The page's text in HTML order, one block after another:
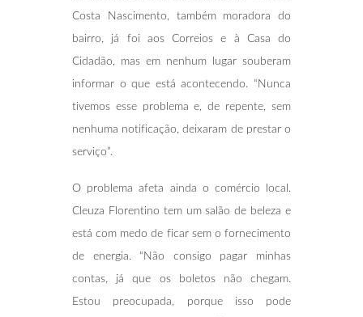
Costa Nascimento, também moradora do
bairro, já foi aos Correios e à Casa do
Cidadão, mas em nenhum lugar souberam
informar o que está acontecendo. “Nunca
tivemos esse problema e, de repente, sem
nenhuma notificação, deixaram de prestar o
serviço”.
O problema afeta ainda o comércio local.
Cleuza Florentino tem um salão de beleza e
está com medo de ficar sem o fornecimento
de energia. “Não consigo pagar minhas
contas, já que os boletos não chegam.
Estou preocupada, porque isso pode